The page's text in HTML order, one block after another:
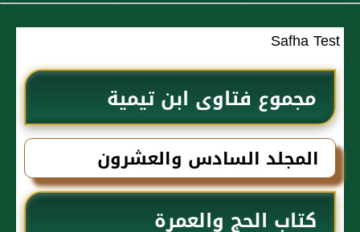
Safha Test
مجموع فتاوى ابن تيمية
المجلد السادس والعشرون
كتاب الحج والعمرة